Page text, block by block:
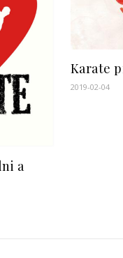
a
Karate
2019-02-04